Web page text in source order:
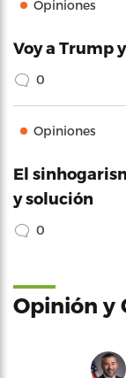
Opiniones
Voy a Trump
0
Opiniones
El
y solución
0
Opinión y